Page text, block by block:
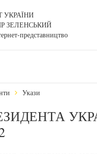
УКРАЇНИ
ЗЕЛЕНСЬКИЙ
представництво
Укази